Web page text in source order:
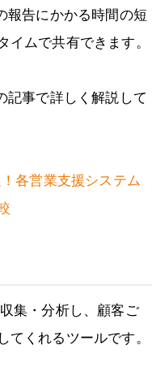
報告にかかる時間の短
イムで共有できます。
記事で詳しく解説して
各営業支援システム
集・分析し、顧客ご
てくれるツールです。